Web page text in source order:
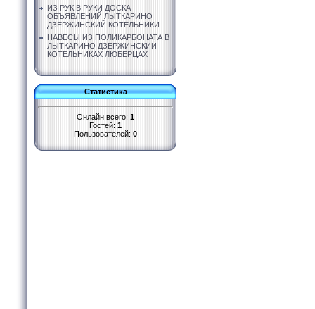
ИЗ РУК В РУКИ ДОСКА
ОБЪЯВЛЕНИЙ ЛЫТКАРИНО
ДЗЕРЖИНСКИЙ КОТЕЛЬНИКИ
НАВЕСЫ ИЗ ПОЛИКАРБОНАТА В
ЛЫТКАРИНО ДЗЕРЖИНСКИЙ
КОТЕЛЬНИКАХ ЛЮБЕРЦАХ
Статистика
Онлайн всего: 1
Гостей: 1
Пользователей: 0